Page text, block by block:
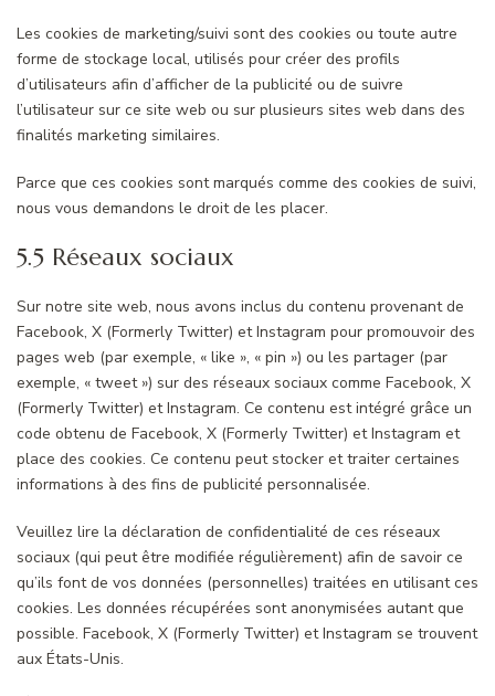
Les cookies de marketing/suivi sont des cookies ou toute autre
forme de stockage local, utilisés pour créer des profils
d’utilisateurs afin d’afficher de la publicité ou de suivre
l’utilisateur sur ce site web ou sur plusieurs sites web dans des
finalités marketing similaires.
Parce que ces cookies sont marqués comme des cookies de suivi,
nous vous demandons le droit de les placer.
5.5 Réseaux sociaux
Sur notre site web, nous avons inclus du contenu provenant de
Facebook, X (Formerly Twitter) et Instagram pour promouvoir des
pages web (par exemple, « like », « pin ») ou les partager (par
exemple, « tweet ») sur des réseaux sociaux comme Facebook, X
(Formerly Twitter) et Instagram. Ce contenu est intégré grâce un
code obtenu de Facebook, X (Formerly Twitter) et Instagram et
place des cookies. Ce contenu peut stocker et traiter certaines
informations à des fins de publicité personnalisée.
Veuillez lire la déclaration de confidentialité de ces réseaux
sociaux (qui peut être modifiée régulièrement) afin de savoir ce
qu’ils font de vos données (personnelles) traitées en utilisant ces
cookies. Les données récupérées sont anonymisées autant que
possible. Facebook, X (Formerly Twitter) et Instagram se trouvent
aux États-Unis.